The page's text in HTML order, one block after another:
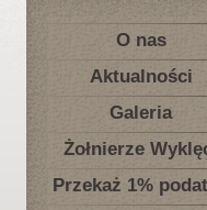
O nas
Aktualności
Galeria
Żołnierze
Przekaż 1%